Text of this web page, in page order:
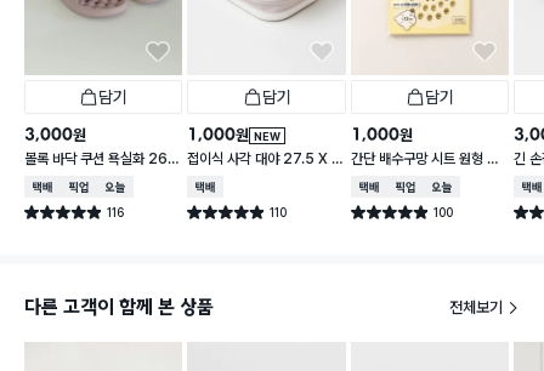
담기
3,000원
볼록 바닥 쿠션 욕실화 260
~280 mm
택배배송매장픽업오늘배송
별점 4.9점 116
건 작성
담기
NEW
1,000원
접이식 사각 대야 27.5 X 2
3 cm
택배배송
별점 4.9점 110
건 작성
담기
1,000원
간단 배수구망 시트 원형 중
형 15매입
택배배송매장픽업오늘배송
별점 4.9점 100
건 작성
긴
택배
별점
다른 고객이 함께 본 상품 전체보기